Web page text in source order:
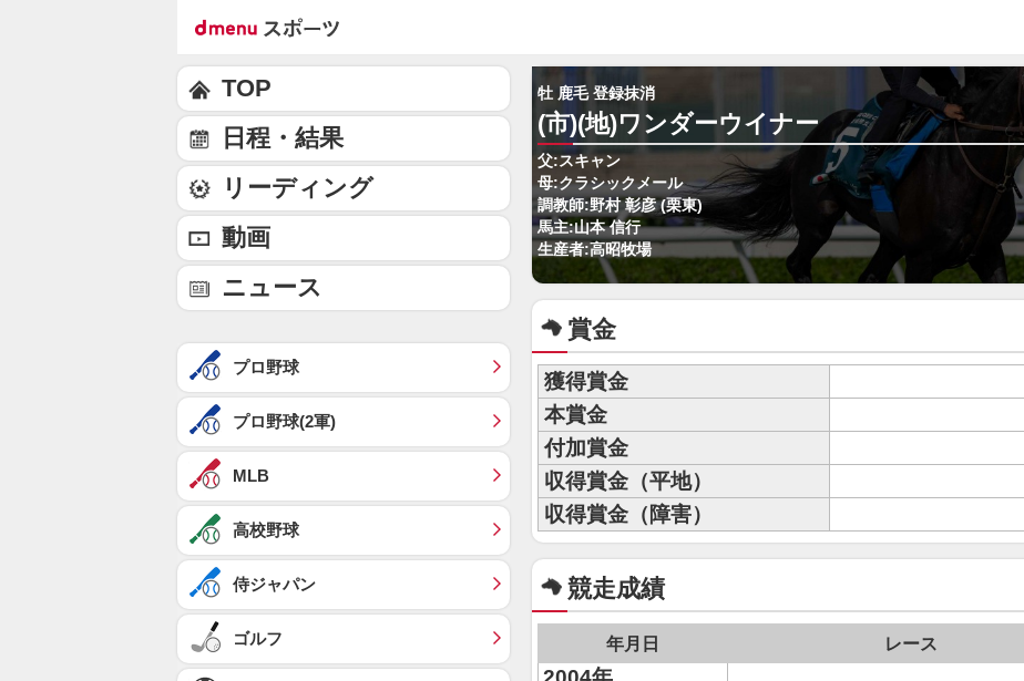
牡 鹿毛 登録抹消
(市)(地)ワンダーウイナー
父:スキャン
母:クラシックメール
調教師:野村 彰彦 (栗東)
馬主:山本 信行
生産者:高昭牧場
賞金
獲得賞金
本賞金
付加賞金
収得賞金（平地）
収得賞金（障害）
競走成績
年月日 レース
TOP
日程・結果
リーディング
動画
ニュース
プロ野球
プロ野球(2軍)
MLB
高校野球
侍ジャパン
ゴルフ